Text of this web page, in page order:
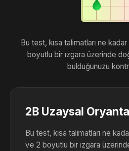
Bu test, kısa talimatları ne
boyutlu bir ızgara üzerinde
bulduğunuzu
2B Uzaysal
Bu test, kısa talimatları ne
ve 2 boyutlu bir ızgara